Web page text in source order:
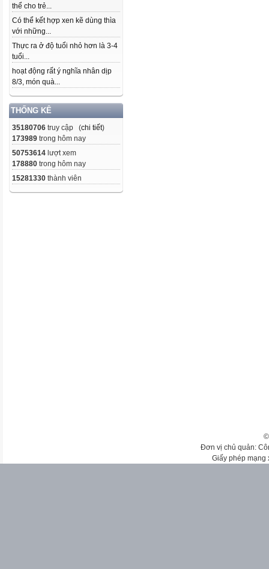
thể cho trẻ...
Có thể kết hợp xen kẽ dùng thìa
với những...
Thực ra ở độ tuổi nhỏ hơn là 3-4
tuổi...
hoạt động rất ý nghĩa nhân dịp
8/3, món quà...
THỐNG KÊ
35180706 truy cập (chi tiết)
173989 trong hôm nay
50753614 lượt xem
178880 trong hôm nay
15281330 thành viên
Đơn vị chủ quản:
Giấy phép mạng